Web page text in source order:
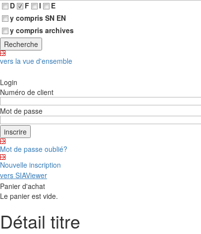
D
F I
E
y compris SN EN
y compris archives
vers la vue d'ensemble
Login
Numéro de client
Mot de passe
Mot de passe oublié?
Nouvelle inscription
vers SIAViewer
Panier d'achat
Le panier est vide.
Détail titre